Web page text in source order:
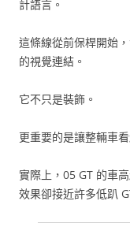
計語言。
這條線從前保桿開始
的視覺連結。
它不只是裝飾。
更重要的是讓整輛車
實際上，05 GT 的車
效果卻接近許多低趴